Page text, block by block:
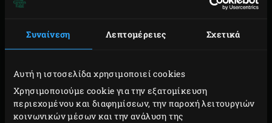
Συναίνεση Λεπτομέρειες Σχετικά
Αυτή η ιστοσελίδα χρησιμοποιεί cookies
Χρησιμοποιούμε cookie για την εξατομίκευση
περιεχομένου και διαφημίσεων, την παροχή λειτουργιών
κοινωνικών μέσων και την ανάλυση της